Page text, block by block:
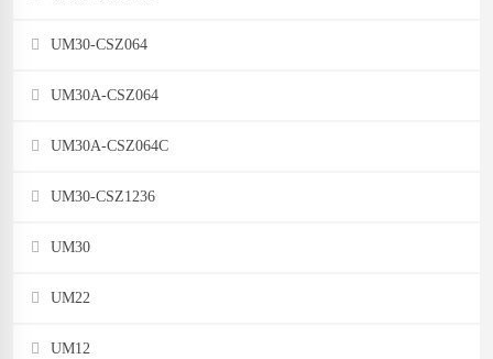
UM30-CSZ064
UM30A-CSZ064
UM30A-CSZ064C
UM30-CSZ1236
UM30
UM22
UM12